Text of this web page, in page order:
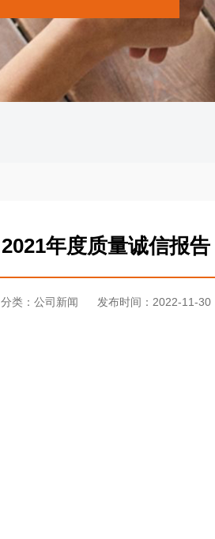
2021年度质量诚信报告
分类：公司新闻 发布时间：2022-11-30